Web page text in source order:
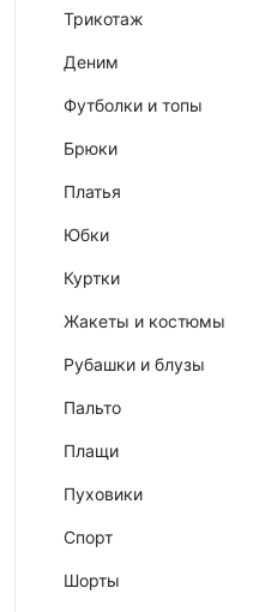
Трикотаж
Деним
Футболки и топы
Брюки
Платья
Юбки
Куртки
Жакеты и костюмы
Рубашки и блузы
Пальто
Плащи
Пуховики
Спорт
Шорты